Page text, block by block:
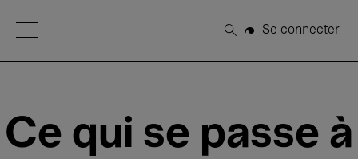
Open Menu
Rechercher
Se connecter
Ce qui se passe à